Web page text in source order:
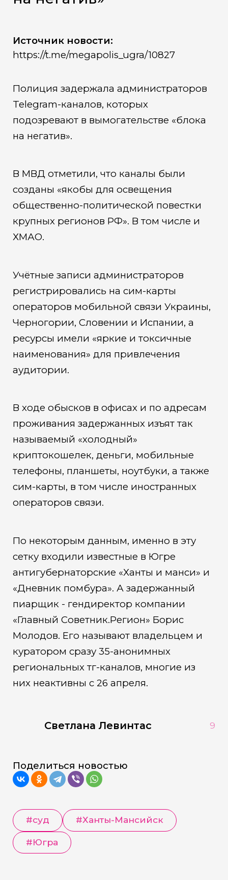
Источник новости:
https://t.me/megapolis_ugra/10827
Полиция задержала администраторов
Telegram-каналов, которых
подозревают в вымогательстве «блока
на негатив».
В МВД отметили, что каналы были
созданы «якобы для освещения
общественно-политической повестки
крупных регионов РФ». В том числе и
ХМАО.
Учётные записи администраторов
регистрировались на сим-карты
операторов мобильной связи Украины,
Черногории, Словении и Испании, а
ресурсы имели «яркие и токсичные
наименования» для привлечения
аудитории.
В ходе обысков в офисах и по адресам
проживания задержанных изъят так
называемый «холодный»
криптокошелек, деньги, мобильные
телефоны, планшеты, ноутбуки, а также
сим-карты, в том числе иностранных
операторов связи.
По некоторым данным, именно в эту
сетку входили известные в Югре
антигубернаторские «Ханты и манси» и
«Дневник помбура». А задержанный
пиарщик - гендиректор компании
«Главный Советник.Регион» Борис
Молодов. Его называют владельцем и
куратором сразу 35-анонимных
региональных тг-каналов, многие из
них неактивны с 26 апреля.
Светлана Левинтас 9
Поделиться новостью
#суд #Ханты-Мансийск
#Югра